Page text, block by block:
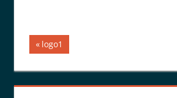
Beitragsnavigation
Vorheriger
Beitrag:
logo1